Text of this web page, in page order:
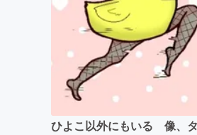
まちづくり
ひよこ以外にもいる 像、